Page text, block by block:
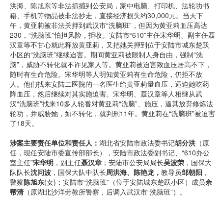
洪海、陈旭东等非法抓捕到公安局，家中电脑、打印机、法轮功书
籍、手机等物品被非法抄走，直接经济损失约30,000元。当天下
午，黄亚莉被非法关押到武汉市“洗脑班”，但因为黄亚莉血压高达
230，“洗脑班”怕担风险，拒收。安陆市“610”主任宋华明、副主任聂
汉章等不甘心就此释放黄亚莉，又把她关押到位于安陆市城东楚跃
小区的“洗脑班”继续迫害。期间黄亚莉被限制人身自由，强制“洗
脑”，威胁不转化就不许见家人等。黄亚莉被迫害致血压居高不下，
随时有生命危险。宋华明等人明知黄亚莉有生命危险，仍拒不放
人。他们找来安陆二医院的一名医生给黄亚莉量血压，逼迫她吃药
降血压，然后继续对其实施迫害。宋华明、聂汉章等人相继从武
汉“洗脑班”找来10多人轮番对黄亚莉“洗脑”、施压，逼其放弃修炼法
轮功，并威胁她，如不转化，就判刑11年。黄亚莉在“洗脑班”被迫害
了18天。
涉案主要责任单位和责任人： 湖北省安陆市政法委书记胡分洪 （原
任，现任安陆市委宣传部部长），安陆市政法委副书记、“610办公
室主任”宋华明 ，副主任聂汉章 ；安陆市公安局局长吴波荣 ，国保大
队队长沈问波 ，国保大队中队长周洪海、陈艳龙， 教导员邹朝阳 ，
警察陈旭东(女)；安陆市“洗脑班”（位于安陆城东楚跃小区）成员余
帮清 （原湖北沙洋劳教所警察，后调入武汉市“洗脑班”）。